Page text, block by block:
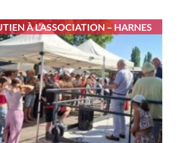
À L’ASSOCIATION – HARNES